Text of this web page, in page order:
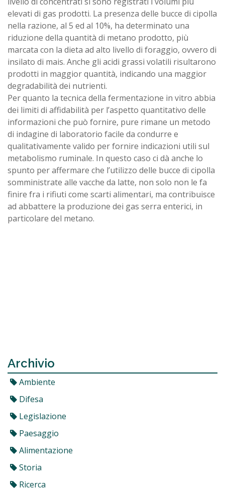
elevati di gas prodotti. La presenza delle bucce di cipolla
nella razione, al 5 ed al 10%, ha determinato una
riduzione della quantità di metano prodotto, più
marcata con la dieta ad alto livello di foraggio, ovvero di
insilato di mais. Anche gli acidi grassi volatili risultarono
prodotti in maggior quantità, indicando una maggior
degradabilità dei nutrienti.
Per quanto la tecnica della fermentazione in vitro abbia
dei limiti di affidabilità per l’aspetto quantitativo delle
informazioni che può fornire, pure rimane un metodo
di indagine di laboratorio facile da condurre e
qualitativamente valido per fornire indicazioni utili sul
metabolismo ruminale. In questo caso ci dà anche lo
spunto per affermare che l’utilizzo delle bucce di cipolla
somministrate alle vacche da latte, non solo non le fa
finire fra i rifiuti come scarti alimentari, ma contribuisce
ad abbattere la produzione dei gas serra enterici, in
particolare del metano.
Archivio
Ambiente
Difesa
Legislazione
Paesaggio
Alimentazione
Storia
Ricerca